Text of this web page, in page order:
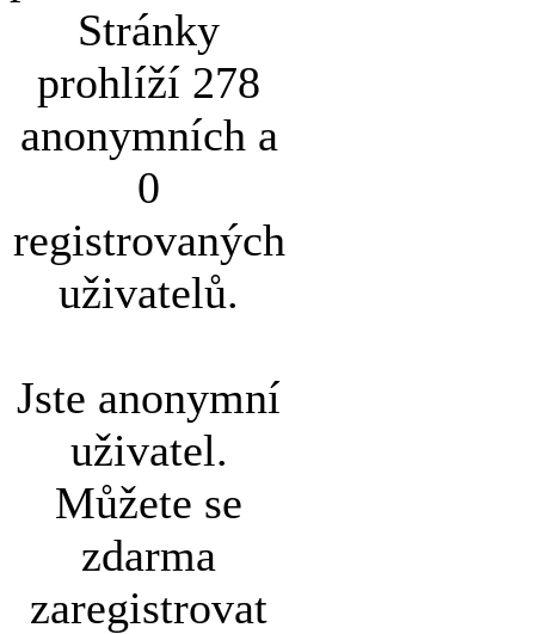
Stránky
prohlíží 278
anonymních a
0
registrovaných
uživatelů.
Jste anonymní
uživatel.
Můžete se
zdarma
zaregistrovat